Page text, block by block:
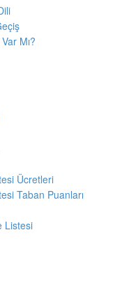
Mı?
Ücretleri
Taban Puanları
Listesi